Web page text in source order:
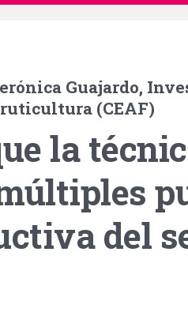
Guajardo,
(CEAF)
la
del